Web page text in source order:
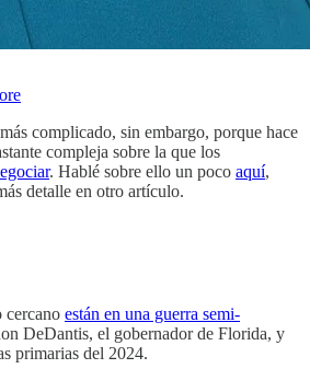
más complicado, sin embargo, porque hace
compleja sobre la que los
. Hablé sobre ello un poco aquí,
detalle en otro artículo.
cercano están en una guerra semi-
DeDantis, el gobernador de Florida, y
primarias del 2024.